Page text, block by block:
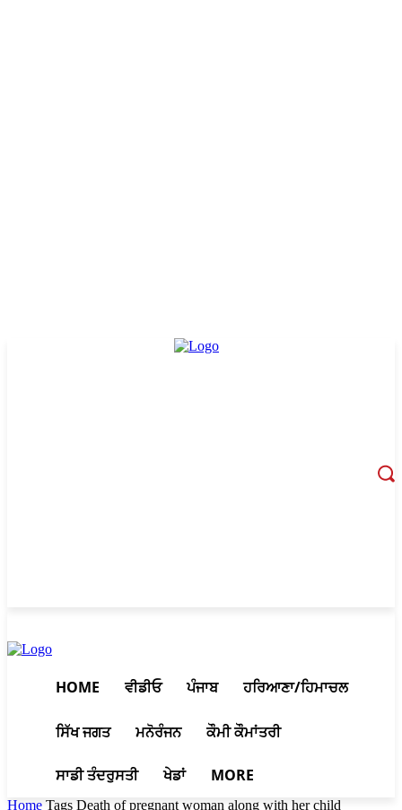
HOME ਵੀਡੀਓ ਪੰਜਾਬ ਹਰਿਆਣਾ/ਹਿਮਾਚਲ
ਸਿੱਖ ਜਗਤ ਮਨੋਰੰਜਨ ਕੌਮੀ ਕੌਮਾਂਤਰੀ
ਸਾਡੀ ਤੰਦਰੁਸਤੀ ਖੇਡਾਂ MORE
Home Tags Death of pregnant woman along with her child